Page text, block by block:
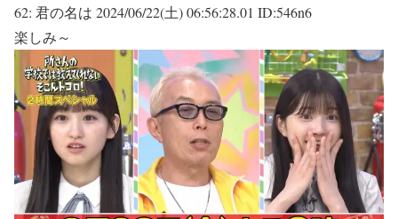
62: 君の名は 2024/06/22(土) 06:56:28.01 ID:546n6
楽しみ～